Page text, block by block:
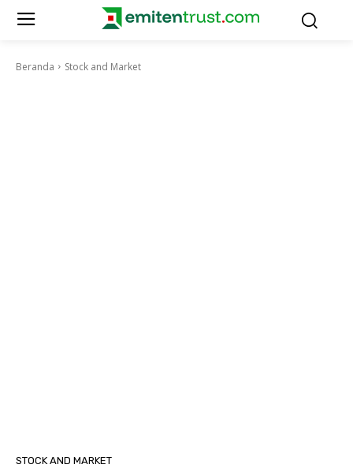
Beranda Stock and Market
STOCK AND MARKET